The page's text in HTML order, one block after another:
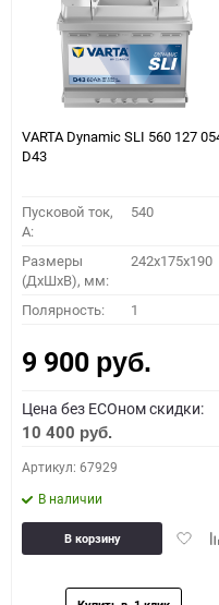
VARTA Dynamic SLI 560 127
D43
Пусковой ток,
A:
540
Размеры
(ДхШхВ), мм:
242x175x190
Полярность: 1
9 900 руб.
Цена без ECOном скидки:
10 400 руб.
Артикул: 67929
В наличии
В корзину